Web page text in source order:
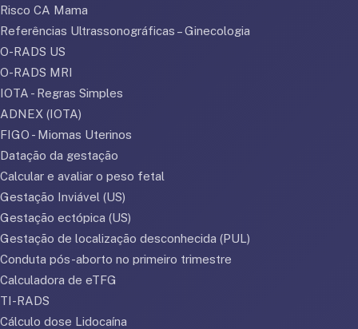
Risco CA Mama
Referências Ultrassonográficas – Ginecologia
O-RADS US
O-RADS MRI
IOTA - Regras Simples
ADNEX (IOTA)
FIGO - Miomas Uterinos
Datação da gestação
Calcular e avaliar o peso fetal
Gestação Inviável (US)
Gestação ectópica (US)
Gestação de localização desconhecida (PUL)
Conduta pós-aborto no primeiro trimestre
Calculadora de eTFG
TI-RADS
Cálculo dose Lidocaína